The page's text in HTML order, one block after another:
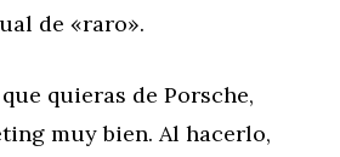
de «raro».
quieras de Porsche,
muy bien. Al hacerlo,